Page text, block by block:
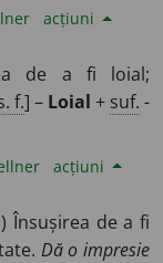
acțiuni
de a fi loial;
f.] – Loial + suf. -
acțiuni
Însușirea de a fi
Dă o impresie